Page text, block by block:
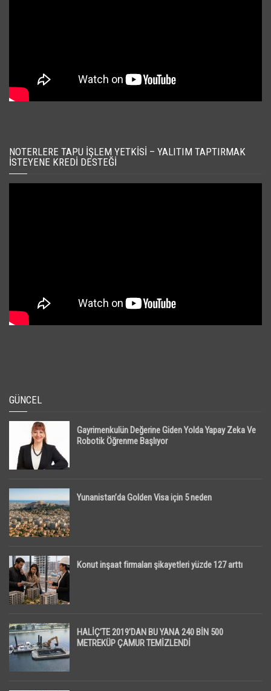
NOTERLERE TAPU İŞLEM YETKISI – YALITIM TAPTIRMAK
İSTEYENE KREDI DESTEĞI
GÜNCEL
Gayrimenkulün Değerine Giden Yolda Yapay Zeka Ve
Robotik Öğrenme Başlıyor
Yunanistan’da Golden Visa için 5 neden
Konut inşaat firmaları şikayetleri yüzde 127 arttı
HALİÇ’TE 2019’DAN BU YANA 240 BİN 500
METREKÜP ÇAMUR TEMİZLENDİ